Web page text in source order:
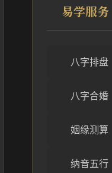
易学服务
八字排盘
八字合婚
姻缘测算
纳音五行